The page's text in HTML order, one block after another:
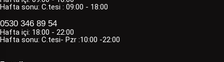
Hafta sonu: C.tesi : 09:00 - 18:00
0530 346 89 54
Hafta içi: 18:00 - 22:00
Hafta sonu: C.tesi- Pzr :10:00 -22:00